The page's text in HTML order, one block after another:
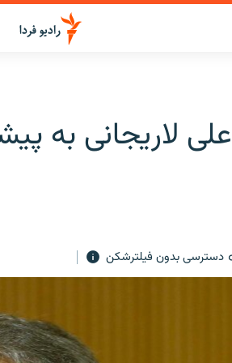
لاریجانی به
دسترسی بدون فیلترشکن